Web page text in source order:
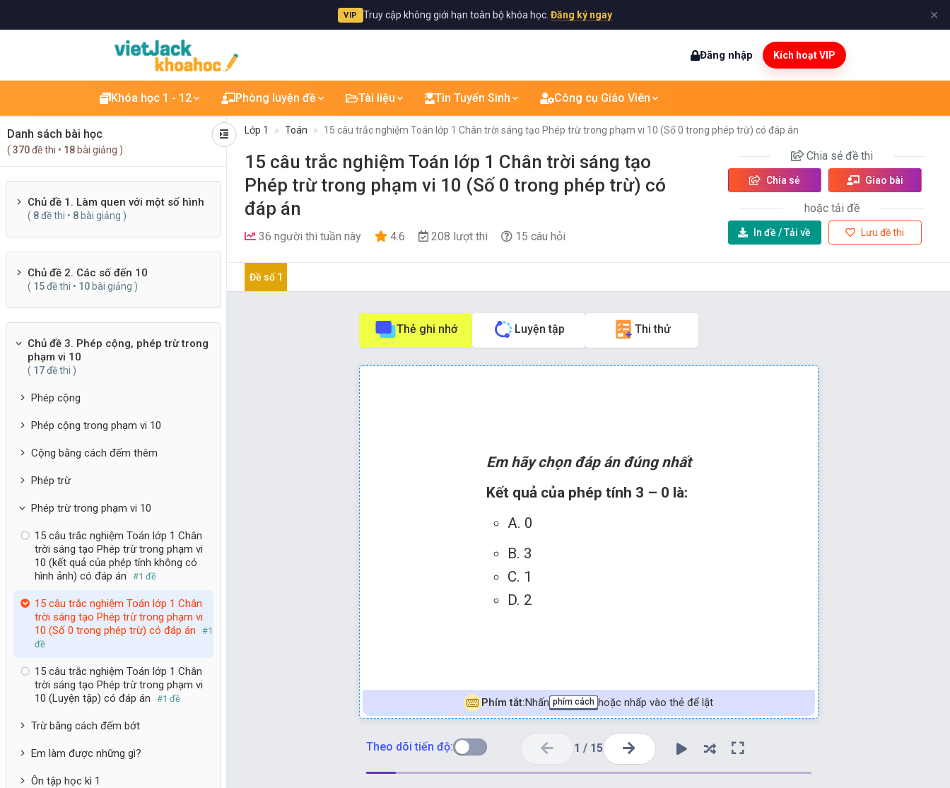
VIP Truy cập không giới hạn toàn bộ khóa học. Đăng ký ngay ✕
Đăng nhập Kích hoạt VIP
Khóa học 1 - 12 Phòng luyện đề Tài liệu Tin Tuyển Sinh Công cụ Giáo Viên
Danh sách bài học
(370đề thi • 18bài giảng )
Chủ đề 1. Làm quen với một số hình
( 8đề thi • 8bài giảng )
Chủ đề 2. Các số đến 10
( 15đề thi • 10bài giảng )
Chủ đề 3. Phép cộng, phép trừ trong
phạm vi 10
( 17đề thi )
Phép cộng
Phép cộng trong phạm vi 10
Cộng bằng cách đếm thêm
Phép trừ
Phép trừ trong phạm vi 10
15 câu trắc nghiệm Toán lớp 1 Chân
trời sáng tạo Phép trừ trong phạm vi
10 (kết quả của phép tính không có
hình ảnh) có đáp án
#1 đề
15 câu trắc nghiệm Toán lớp 1 Chân
trời sáng tạo Phép trừ trong phạm vi
10 (Số 0 trong phép trừ) có đáp án
#1
đề
15 câu trắc nghiệm Toán lớp 1 Chân
trời sáng tạo Phép trừ trong phạm vi
10 (Luyện tập) có đáp án
#1 đề
Trừ bằng cách đếm bớt
Em làm được những gì?
Ôn tập học kì 1
Lớp 1 Toán 15 câu trắc nghiệm Toán lớp 1 Chân trời sáng tạo Phép trừ trong phạm vi 10 (Số 0 trong phép trừ) có đáp án
15 câu trắc nghiệm Toán lớp 1 Chân trời sáng tạo
Phép trừ trong phạm vi 10 (Số 0 trong phép trừ) có
đáp án
36 người thi tuần này 4.6 208 lượt thi 15 câu hỏi
Chia sẻ đề thi
Chia sẻ Giao bài
hoặc tải đề
In đề /Tải về Lưu đề thi
Đề số 1
Thẻ ghi nhớ Luyện tập Thi thử
Em hãy chọn đáp án đúng nhất
Kết quả của phép tính 3 – 0 là:
A. 0
B. 3
C. 1
D. 2
Phím tắt:Nhấn phím cách hoặc nhấp vào thẻ để lật
Hướng dẫn giải
Đáp án đúng là: B
Theo dõi tiến độ: 1 / 15